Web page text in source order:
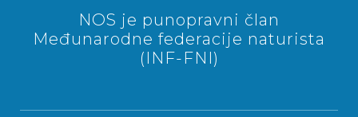
NOS je punopravni član
Međunarodne federacije naturista
(INF-FNI)